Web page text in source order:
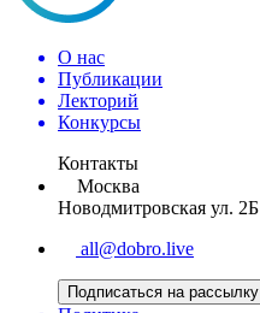
О нас
Публикации
Лекторий
Конкурсы
Контакты
Москва
Новодмитровская ул. 2Б
all@dobro.live
Подписаться на рассылку